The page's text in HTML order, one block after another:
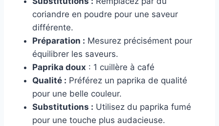
coriandre en poudre pour une saveur
différente.
Préparation : Mesurez précisément pour
équilibrer les saveurs.
Paprika doux : 1 cuillère à café
Qualité : Préférez un paprika de qualité
pour une belle couleur.
Substitutions : Utilisez du paprika fumé
pour une touche plus audacieuse.